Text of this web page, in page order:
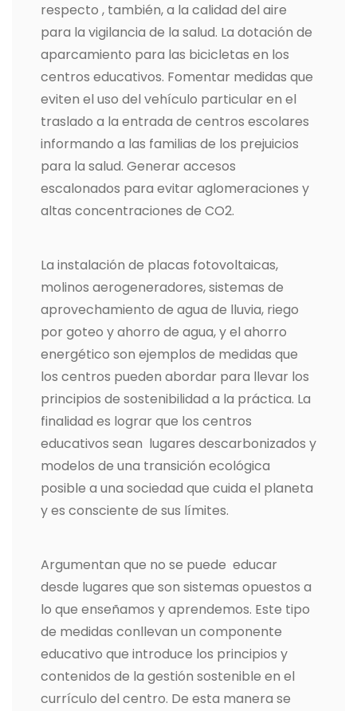
respecto , también, a la calidad del aire
para la vigilancia de la salud. La dotación de
aparcamiento para las bicicletas en los
centros educativos. Fomentar medidas que
eviten el uso del vehículo particular en el
traslado a la entrada de centros escolares
informando a las familias de los prejuicios
para la salud. Generar accesos
escalonados para evitar aglomeraciones y
altas concentraciones de CO2.
La instalación de placas fotovoltaicas,
molinos aerogeneradores, sistemas de
aprovechamiento de agua de lluvia, riego
por goteo y ahorro de agua, y el ahorro
energético son ejemplos de medidas que
los centros pueden abordar para llevar los
principios de sostenibilidad a la práctica. La
finalidad es lograr que los centros
educativos sean lugares descarbonizados y
modelos de una transición ecológica
posible a una sociedad que cuida el planeta
y es consciente de sus límites.
Argumentan que no se puede educar
desde lugares que son sistemas opuestos a
lo que enseñamos y aprendemos. Este tipo
de medidas conllevan un componente
educativo que introduce los principios y
contenidos de la gestión sostenible en el
currículo del centro. De esta manera se